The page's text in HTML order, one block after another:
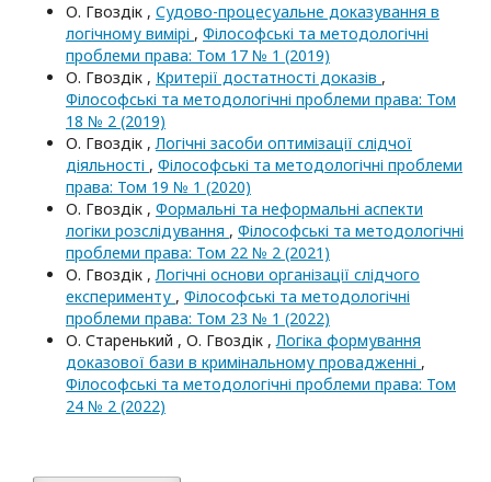
О. Гвоздік , Судово-процесуальне доказування в
логічному вимірі , Філософські та методологічні
проблеми права: Том 17 № 1 (2019)
О. Гвоздік , Критерії достатності доказів ,
Філософські та методологічні проблеми права: Том
18 № 2 (2019)
О. Гвоздік ,Логічні засоби оптимізації слідчої
діяльності , Філософські та методологічні проблеми
права: Том 19 № 1 (2020)
О. Гвоздік , Формальні та неформальні аспекти
логіки розслідування , Філософські та методологічні
проблеми права: Том 22 № 2 (2021)
О. Гвоздік ,Логічні основи організації слідчого
експерименту , Філософські та методологічні
проблеми права: Том 23 № 1 (2022)
О. Старенький , О. Гвоздік ,Логіка формування
доказової бази в кримінальному провадженні ,
Філософські та методологічні проблеми права: Том
24 № 2 (2022)